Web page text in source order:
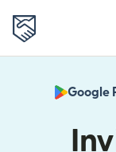
Google